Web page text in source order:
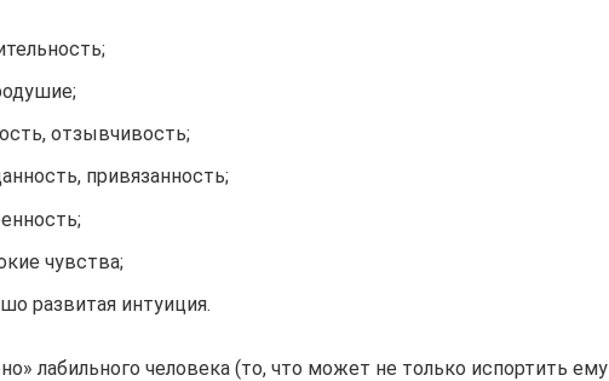
отзывчивость;
привязанность;
чувства;
развитая интуиция.
лабильного человека (то, что может не только испортить ему